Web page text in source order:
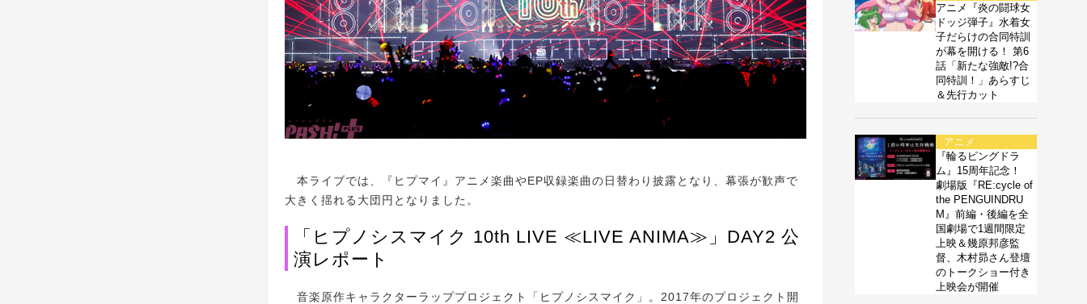
本ライブでは、『ヒプマイ』アニメ楽曲やEP収録楽曲の日替わり披露となり、幕張が歓声で
大きく揺れる大団円となりました。
「ヒプノシスマイク 10th LIVE ≪LIVE ANIMA≫」DAY2 公
演レポート
音楽原作キャラクターラッププロジェクト「ヒプノシスマイク」。2017年のプロジェクト開
アニメ『炎の闘球女
ドッジ弾子』水着女
子だらけの合同特訓
が幕を開ける！ 第6
話「新たな強敵!?合
同特訓！」あらすじ
＆先行カット
アニメ
『輪るピングドラ
ム』15周年記念！
劇場版『RE:cycle of
the PENGUINDRU
M』前編・後編を全
国劇場で1週間限定
上映＆幾原邦彦監
督、木村昴さん登壇
のトークショー付き
上映会が開催